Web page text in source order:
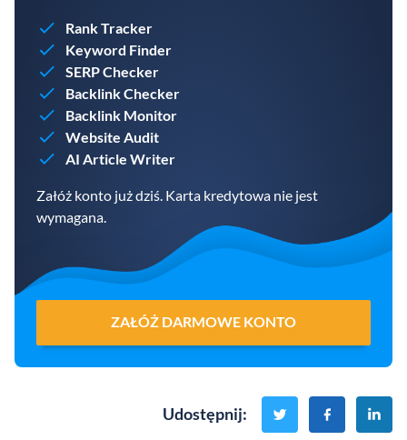
Rank Tracker
Keyword Finder
SERP Checker
Backlink Checker
Backlink Monitor
Website Audit
AI Article Writer
Załóż konto już dziś. Karta kredytowa nie jest
wymagana.
ZAŁÓŻ DARMOWE KONTO
Udostępnij: